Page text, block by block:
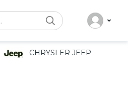
CHRYSLER JEEP